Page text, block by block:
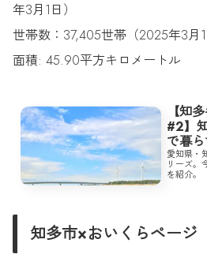
年3月1日）
世帯数：37,405世帯（2025年3月1
面積: 45.90平方キロメートル
【知
#2】
で暮ら
愛知県・
リーズ。
を紹介。
知多市×おいくらページ